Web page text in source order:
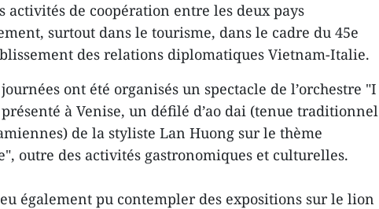
activités de coopération entre les deux pays
surtout dans le tourisme, dans le cadre du 45e
des relations diplomatiques Vietnam-Italie.
ont été organisés un spectacle de l’orchestre ​"I
à Veni​se, ​un défilé d’ao dai (​tenue traditionnel​
de la styliste Lan Huong sur le thème
outre des activités gastronomiques et culturelles.
également ​pu contempler des expositions sur le lion